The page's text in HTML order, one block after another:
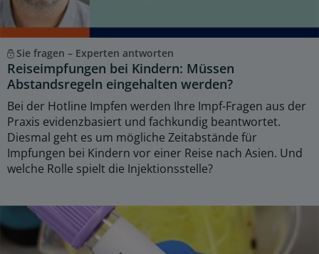
Sie fragen – Experten antworten
Reiseimpfungen bei Kindern: Müssen
Abstandsregeln eingehalten werden?
Bei der Hotline Impfen werden Ihre Impf-Fragen aus der
Praxis evidenzbasiert und fachkundig beantwortet.
Diesmal geht es um mögliche Zeitabstände für
Impfungen bei Kindern vor einer Reise nach Asien. Und
welche Rolle spielt die Injektionsstelle?